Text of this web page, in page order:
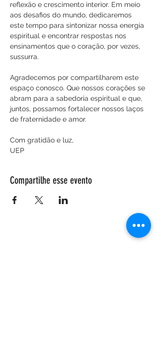
reflexão e crescimento interior. Em meio
aos desafios do mundo, dedicaremos
este tempo para sintonizar nossa energia
espiritual e encontrar respostas nos
ensinamentos que o coração, por vezes,
sussurra.
Agradecemos por compartilharem este
espaço conosco. Que nossos corações se
abram para a sabedoria espiritual e que,
juntos, possamos fortalecer nossos laços
de fraternidade e amor.
Com gratidão e luz,
UEP
Compartilhe esse evento